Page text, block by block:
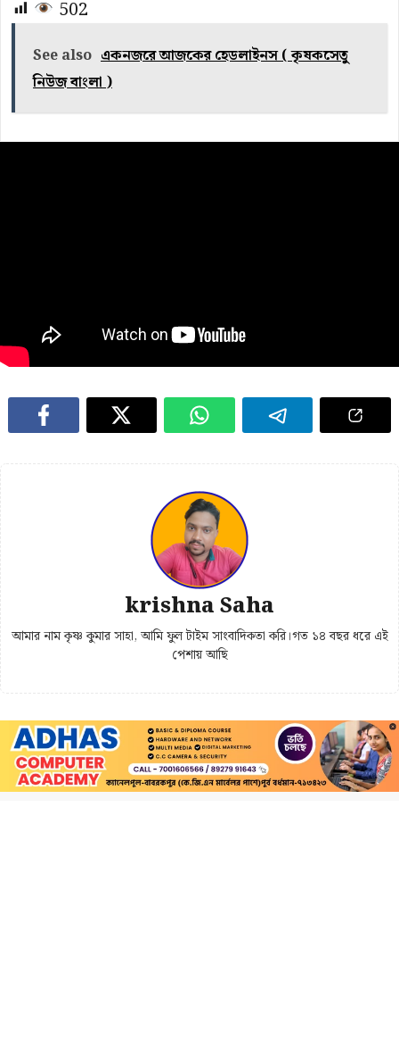
502
See also একনজরে আজকের হেডলাইনস ( কৃষকসেতু
নিউজ বাংলা )
krishna Saha
আমার নাম কৃষ্ণ কুমার সাহা, আমি ফুল টাইম সাংবাদিকতা করি।গত ১৪ বছর ধরে এই
পেশায় আছি